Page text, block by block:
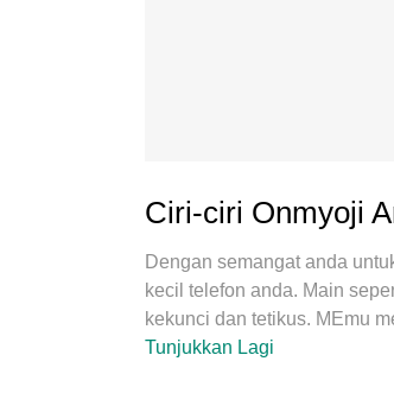
Ciri-ciri Onmyoji
Dengan semangat anda
kecil telefon anda. Main
kekunci dan tetikus. MEmu
Onmyoji Arena di PC. Main
Tunjukkan Lagi